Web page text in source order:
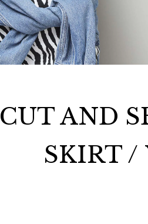
CUT AND
SKIRT /